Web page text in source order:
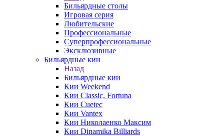
Бильярдные столы
Игровая серия
Любительские
Профессиональные
Суперпрофессиональные
Эксклюзивные
Бильярдные кии
Назад
Бильярдные кии
Кии Weekend
Кии Classic, Fortuna
Кии Cuetec
Кии Vantex
Кии Николаенко Максим
Кии Dinamika Billiards